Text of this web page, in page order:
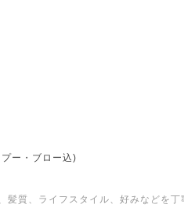
ー・ブロー込)
髪質、ライフスタイル、好みなどを